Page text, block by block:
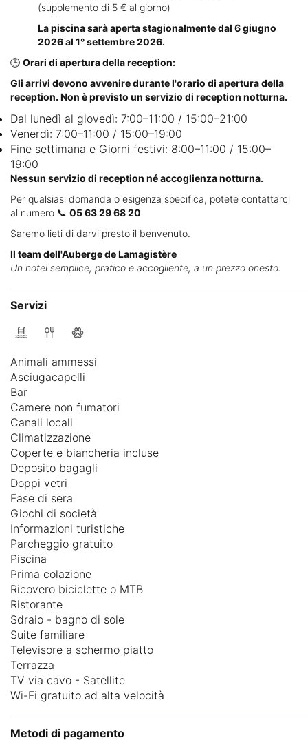
(supplemento di 5 € al giorno)
La piscina sarà aperta stagionalmente dal 6 giugno
2026 al 1° settembre 2026.
🕒 Orari di apertura della reception:
Gli arrivi devono avvenire durante l'orario di apertura della
reception. Non è previsto un servizio di reception notturna.
Dal lunedì al giovedì: 7:00–11:00 / 15:00–21:00
Venerdì: 7:00–11:00 / 15:00–19:00
Fine settimana e Giorni festivi: 8:00–11:00 / 15:00–
19:00
Nessun servizio di reception né accoglienza notturna.
Per qualsiasi domanda o esigenza specifica, potete contattarci
al numero 📞 05 63 29 68 20
Saremo lieti di darvi presto il benvenuto.
Il team dell'Auberge de Lamagistère
Un hotel semplice, pratico e accogliente, a un prezzo onesto.
Servizi
Animali ammessi
Asciugacapelli
Bar
Camere non fumatori
Canali locali
Climatizzazione
Coperte e biancheria incluse
Deposito bagagli
Doppi vetri
Fase di sera
Giochi di società
Informazioni turistiche
Parcheggio gratuito
Piscina
Prima colazione
Ricovero biciclette o MTB
Ristorante
Sdraio - bagno di sole
Suite familiare
Televisore a schermo piatto
Terrazza
TV via cavo - Satellite
Wi-Fi gratuito ad alta velocità
Metodi di pagamento